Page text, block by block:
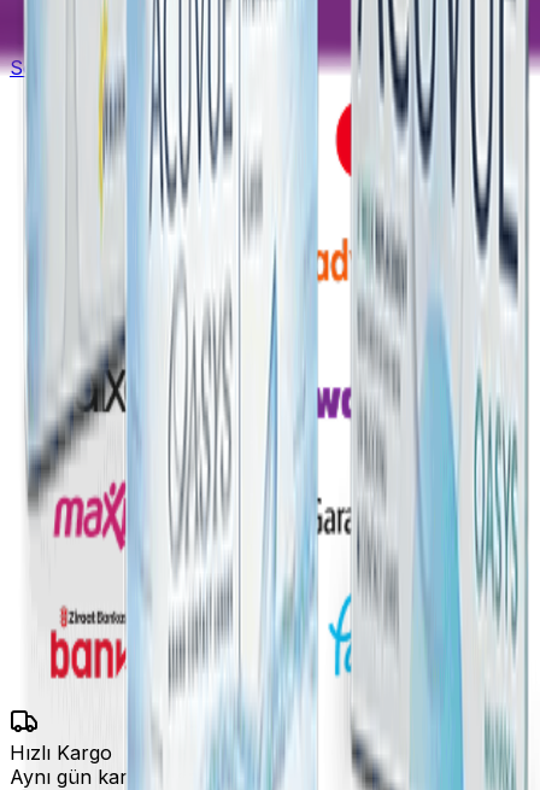
Lensoptikal . Tüm Hakları Saklıdır.
Sobesoft E-ticaret Altyapısı
Hızlı Kargo
Aynı gün kargo fırsatları